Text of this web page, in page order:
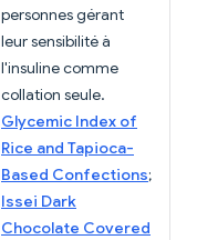
personnes gérant
leur sensibilité à
l'insuline comme
collation seule.
Glycemic Index of
Rice and Tapioca-
Based Confections;
Issei Dark
Chocolate Covered